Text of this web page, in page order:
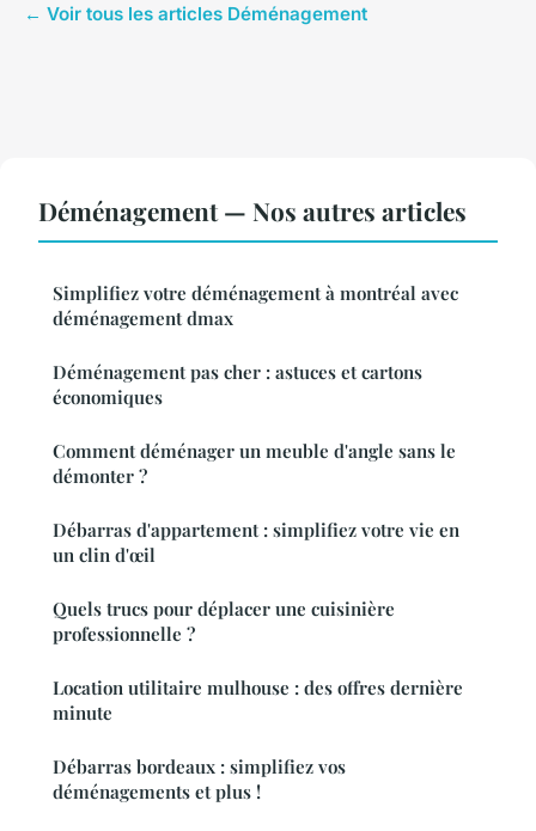
← Voir tous les articles Déménagement
Déménagement — Nos autres articles
Simplifiez votre déménagement à montréal avec
déménagement dmax
Déménagement pas cher : astuces et cartons
économiques
Comment déménager un meuble d'angle sans le
démonter ?
Débarras d'appartement : simplifiez votre vie en
un clin d'œil
Quels trucs pour déplacer une cuisinière
professionnelle ?
Location utilitaire mulhouse : des offres dernière
minute
Débarras bordeaux : simplifiez vos
déménagements et plus !